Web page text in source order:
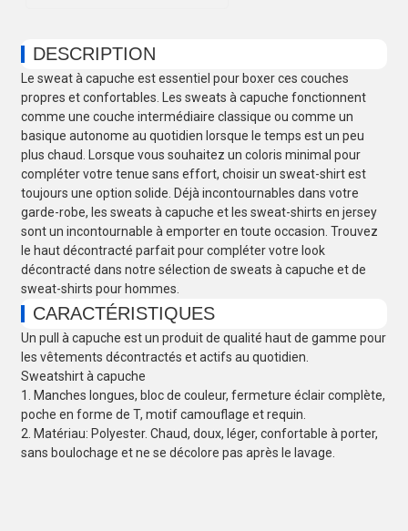
DESCRIPTION
Le sweat à capuche est essentiel pour boxer ces couches
propres et confortables. Les sweats à capuche fonctionnent
comme une couche intermédiaire classique ou comme un
basique autonome au quotidien lorsque le temps est un peu
plus chaud. Lorsque vous souhaitez un coloris minimal pour
compléter votre tenue sans effort, choisir un sweat-shirt est
toujours une option solide. Déjà incontournables dans votre
garde-robe, les sweats à capuche et les sweat-shirts en jersey
sont un incontournable à emporter en toute occasion. Trouvez
le haut décontracté parfait pour compléter votre look
décontracté dans notre sélection de sweats à capuche et de
sweat-shirts pour hommes.
CARACTÉRISTIQUES
Un pull à capuche est un produit de qualité haut de gamme pour
les vêtements décontractés et actifs au quotidien.
Sweatshirt à capuche
1. Manches longues, bloc de couleur, fermeture éclair complète,
poche en forme de T, motif camouflage et requin.
2. Matériau: Polyester. Chaud, doux, léger, confortable à porter,
sans boulochage et ne se décolore pas après le lavage.